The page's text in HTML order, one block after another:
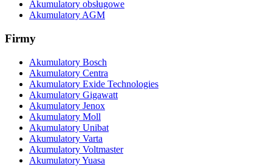
Akumulatory obsługowe
Akumulatory AGM
Firmy
Akumulatory Bosch
Akumulatory Centra
Akumulatory Exide Technologies
Akumulatory Gigawatt
Akumulatory Jenox
Akumulatory Moll
Akumulatory Unibat
Akumulatory Varta
Akumulatory Voltmaster
Akumulatory Yuasa